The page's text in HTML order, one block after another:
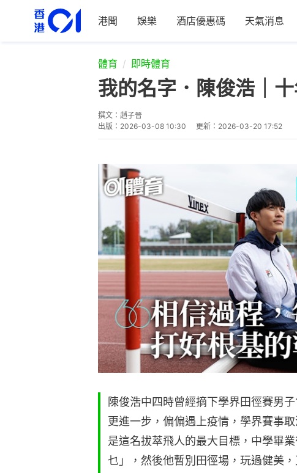
港聞 娛樂 酒店優惠碼 天氣消息
體育 即時體育
我的名字．陳俊浩｜
撰文： 趙子晉
出版： 2026-03-08 10:30 更新： 2026-03-20 17:52
陳俊浩中四時曾經摘下學界田徑賽男
更進一步，偏偏遇上疫情，學界賽事
是這名拔萃飛人的最大目標，中學畢
乜」，然後他暫別田徑場，玩過健美